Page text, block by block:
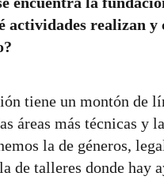
actividades realizan y
tiene un montón de
áreas más técnicas y
la de géneros,
de talleres donde hay